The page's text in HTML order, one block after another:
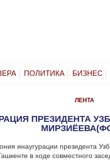
ПОЛИТИКА БИЗНЕС
ЛЕНТА
ПРЕЗИДЕНТА
инаугурации президента
в ходе совместного